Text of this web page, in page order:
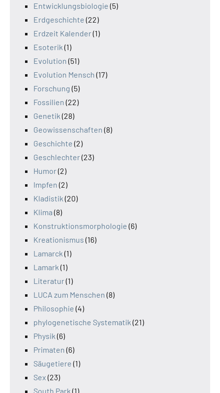
Entwicklungsbiologie (5)
Erdgeschichte (22)
Erdzeit Kalender(1)
Esoterik (1)
Evolution (51)
Evolution Mensch (17)
Forschung (5)
Fossilien (22)
Genetik (28)
Geowissenschaften (8)
Geschichte (2)
Geschlechter(23)
Humor(2)
Impfen (2)
Kladistik (20)
Klima (8)
Konstruktionsmorphologie (6)
Kreationismus (16)
Lamarck (1)
Lamark (1)
Literatur(1)
LUCA zum Menschen (8)
Philosophie (4)
phylogenetische Systematik (21)
Physik (6)
Primaten (6)
Säugetiere (1)
Sex (23)
South Park (1)